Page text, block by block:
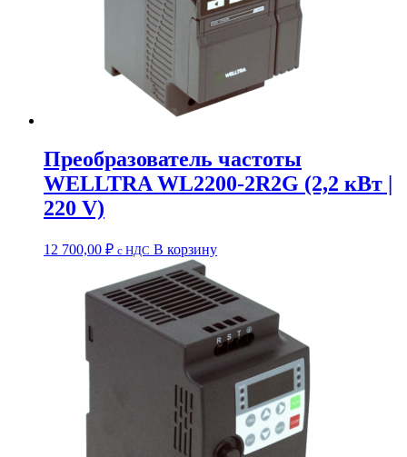
Преобразователь частоты
WELLTRA WL2200-2R2G (2,2 кВт |
220 V)
12 700,00 ₽ c НДС В корзину